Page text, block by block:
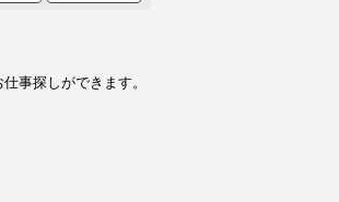
事探しができます。